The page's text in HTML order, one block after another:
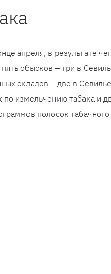
апреля, в результате
обысков – три в
складов – две в
измельчению табака и
полосок